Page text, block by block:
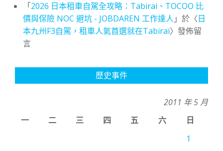
「2026 日本租車自駕全攻略：Tabirai、TOCOO 比
價與保險 NOC 避坑 - JOBDAREN 工作達人 」於〈日
本九州F3自駕，租車人氣首選就在Tabirai〉發佈留
言
歷史事件
2011 年 5 月
一
二 三 四 五 六
日
1